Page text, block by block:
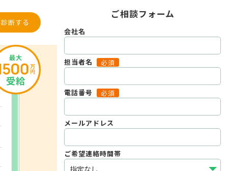
断する
ご相談フォーム
会社名
担当者名 必須
電話番号 必須
メールアドレス
ご希望連絡時間帯